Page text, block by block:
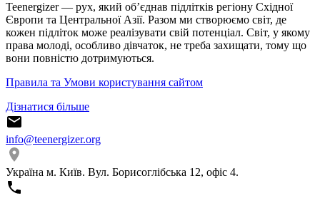
Teenergizer — рух, який об’єднав підлітків регіону Східної
Європи та Центральної Азії. Разом ми створюємо світ, де
кожен підліток може реалізувати свій потенціал. Світ, у якому
права молоді, особливо дівчаток, не треба захищати, тому що
вони повністю дотримуються.
Правила та Умови користування сайтом
Дізнатися більше
info@teenergizer.org
Україна м. Київ. Вул. Борисоглібська 12, офіс 4.